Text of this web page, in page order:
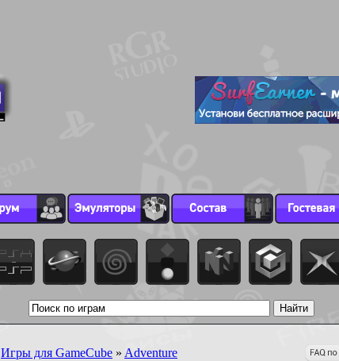
Игры для GameCube » Adventure